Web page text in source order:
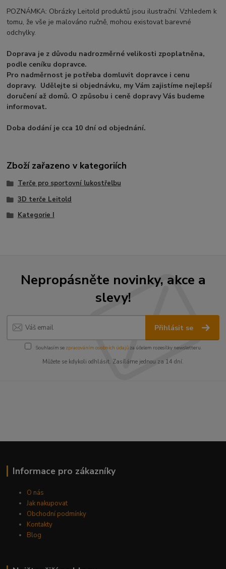
POZNÁMKA: Obrázky Leitold produktů jsou ilustrační. Vzhledem k
tomu, že vše je malováno ručně, mohou existovat barevné
odchylky.
Doprava je z důvodu nadrozměrné velikosti zpoplatněna,
podle ceníku dopravce.
Pro nadměrnost je potřeba domluvit dopravce i cenu
dopravy. Udělejte si objednávku, my Vám zajistíme nejlepší
doručení až domů. O způsobu i ceně dopravy Vás budeme
informovat.
Doba dodání je cca 10 dní od objednání.
Zboží zařazeno v kategoriích
Terče pro sportovní lukostřelbu
3D terče Leitold
Kategorie I
Nepropásněte novinky, akce a
slevy!
Přihlásit se
Souhlasím se zpracováním osobních údajůza účelem rozesílky newsletteru.
Můžete se kdykoli odhlásit. Zasíláme jednou za 14 dní.
Informace pro zákazníky
O nás
Jak nakupovat
Obchodní podmínky
Kontakty
Blog